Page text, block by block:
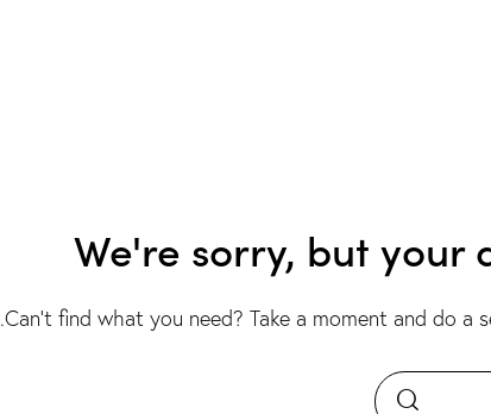
We're sorry, but your
Can't find what you need? Take a moment and do a
.